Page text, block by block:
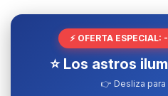
⚡ OFERTA
⭐ Los astros
👉 Desliza